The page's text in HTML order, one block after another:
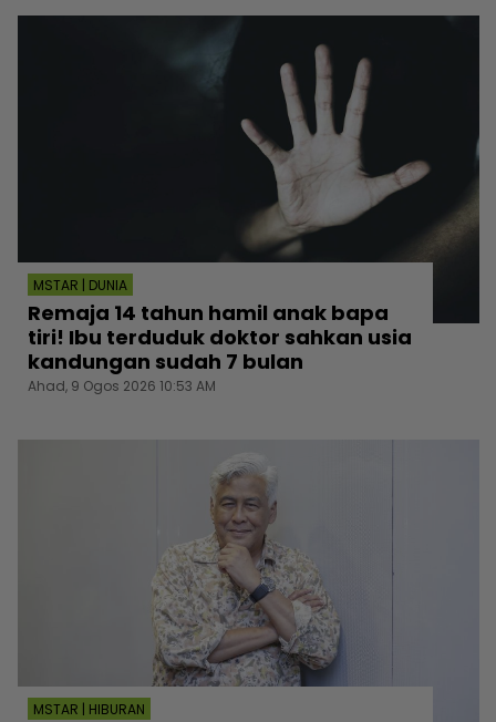
MSTAR | DUNIA
Remaja 14 tahun hamil anak bapa
tiri! Ibu terduduk doktor sahkan usia
kandungan sudah 7 bulan
Ahad, 9 Ogos 2026 10:53 AM
MSTAR | HIBURAN